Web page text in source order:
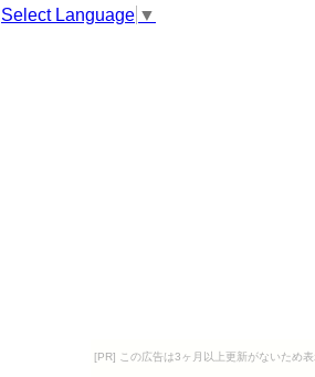
Select Language ▼
[PR] この広告は3ヶ月以上更新がないため表